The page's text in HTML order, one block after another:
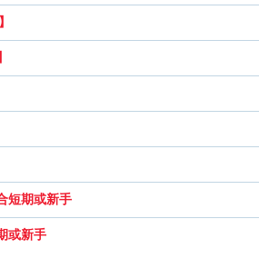
短期或新手
或新手